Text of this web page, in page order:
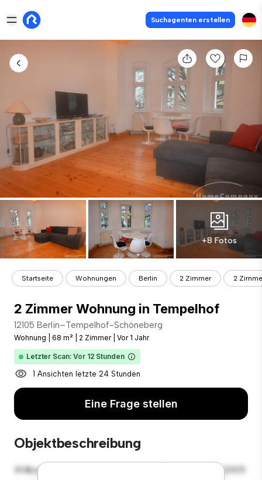
Suchagenten erstellen
+8 Fotos
Startseite Wohnungen Berlin 2 Zimmer 2
2 Zimmer Wohnung in Tempelhof
12105 Berlin–Tempelhof-Schöneberg
Wohnung 68 m² 2 Zimmer Vor 1 Jahr
Letzter Scan: Vor 12 Stunden
1 Ansichten letzte 24 Stunden
Eine Frage stellen
Objektbeschreibung
Willkommen in Ihrem neuen urbanen Rückzugsort in 12105